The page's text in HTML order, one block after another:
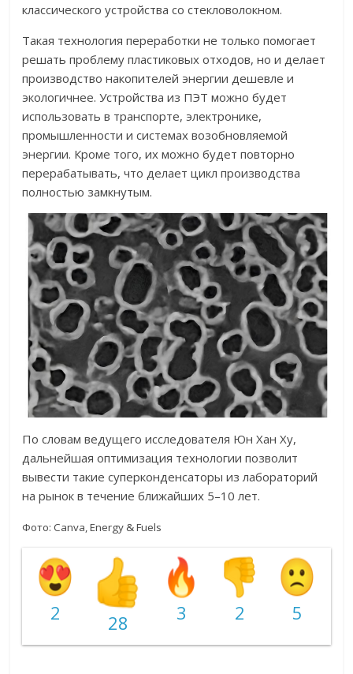
классического устройства со стекловолокном.
Такая технология переработки не только помогает
решать проблему пластиковых отходов, но и делает
производство накопителей энергии дешевле и
экологичнее. Устройства из ПЭТ можно будет
использовать в транспорте, электронике,
промышленности и системах возобновляемой
энергии. Кроме того, их можно будет повторно
перерабатывать, что делает цикл производства
полностью замкнутым.
По словам ведущего исследователя Юн Хан Ху,
дальнейшая оптимизация технологии позволит
вывести такие суперконденсаторы из лабораторий
на рынок в течение ближайших 5–10 лет.
Фото: Canva,Energy & Fuels
2 28 3 2 5